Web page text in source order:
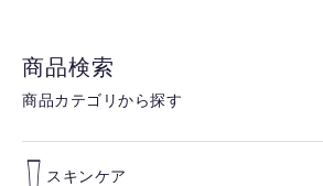
商品検索
商品カテゴリから探す
スキンケア